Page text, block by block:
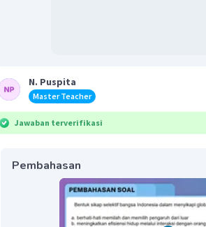
N. Puspita
Master Teacher
Jawaban terverifikasi
Pembahasan